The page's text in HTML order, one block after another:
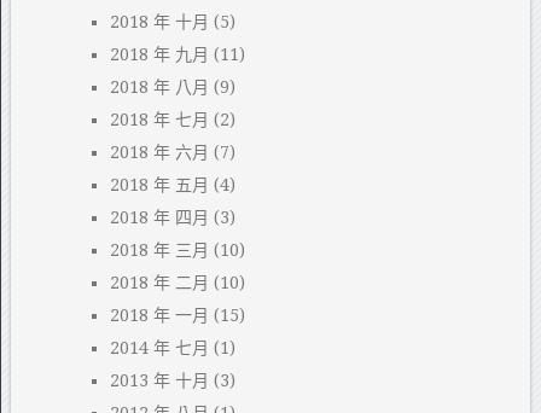
2018 年 十月 (5)
2018 年 九月 (11)
2018 年 八月 (9)
2018 年 七月 (2)
2018 年 六月 (7)
2018 年 五月 (4)
2018 年 四月 (3)
2018 年 三月 (10)
2018 年 二月 (10)
2018 年 一月 (15)
2014 年 七月 (1)
2013 年 十月 (3)